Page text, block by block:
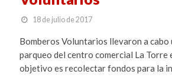
18 de julio de 2017
Bomberos Voluntarios llevaron a cabo
parqueo del centro comercial La Torre
objetivo es recolectar fondos para la